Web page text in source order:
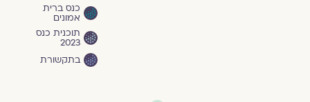
כנס ברית
אמונים
תוכנית כנס
2023
בתקשורת